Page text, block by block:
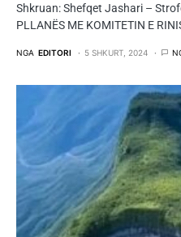
Shkruan: Shefqet Jashari –
PLLANËS ME KOMITETIN E
NGA EDITORI 5 SHKURT, 2024